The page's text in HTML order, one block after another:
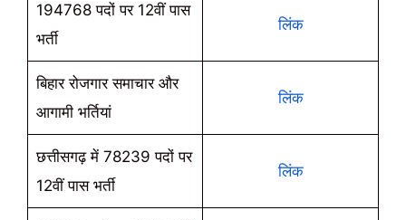
194768 पदों पर 12वीं पास
भर्ती
लिंक
बिहार रोजगार समाचार और
आगामी भर्तियां
लिंक
छत्तीसगढ़ में 78239 पदों पर
12वीं पास भर्ती
लिंक